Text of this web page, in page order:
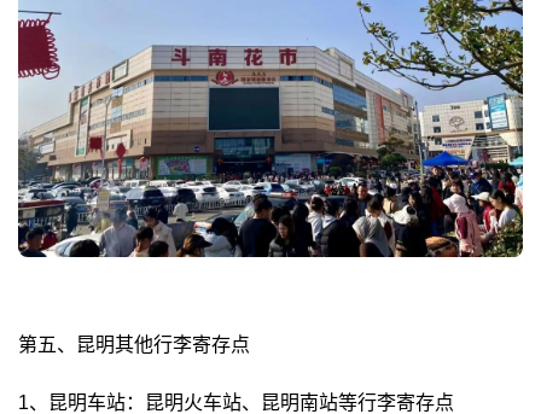
第五、昆明其他行李寄存点
1、昆明车站：昆明火车站、昆明南站等行李寄存点